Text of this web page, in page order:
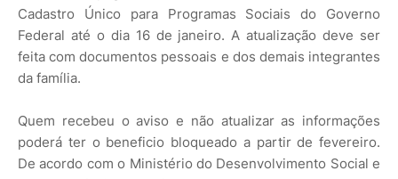
Cadastro Único para Programas Sociais do Governo
Federal até o dia 16 de janeiro. A atualização deve ser
feita com documentos pessoais e dos demais integrantes
da família.
Quem recebeu o aviso e não atualizar as informações
poderá ter o beneficio bloqueado a partir de fevereiro.
De acordo com o Ministério do Desenvolvimento Social e